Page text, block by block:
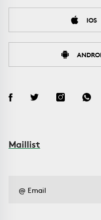
IOS
Maillist